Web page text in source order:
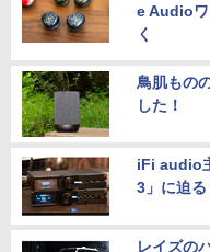
e Audioワ
く
鳥肌もの
した！
iFi audio
3」に迫る
レイズの